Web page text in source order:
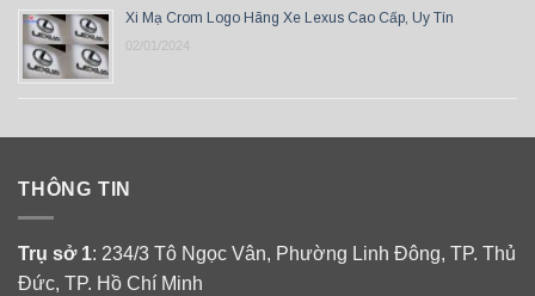
Xi Mạ Crom Logo Hãng Xe Lexus Cao Cấp, Uy Tín
02/01/2024
THÔNG TIN
Trụ sở 1: 234/3 Tô Ngọc Vân, Phường Linh Đông, TP. Thủ
Đức, TP. Hồ Chí Minh